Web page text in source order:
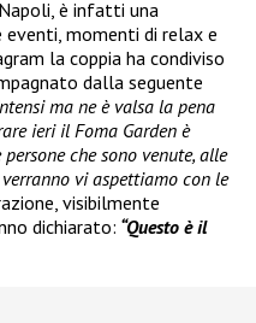
è infatti una
momenti di relax e
la coppia ha condiviso
dalla seguente
ma ne è valsa la pena
ieri il Foma Garden è
che sono venute, alle
vi aspettiamo con le
visibilmente
dichiarato: “Questo è il